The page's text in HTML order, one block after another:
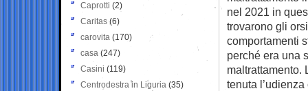
nel 2021 in
trovarono gli
comportamenti
perché era una
maltrattamento.
tenuta
Caprotti (2)
Caritas (6)
carovita (170)
casa (247)
Casini (119)
Centrodestra in Liguria (35)